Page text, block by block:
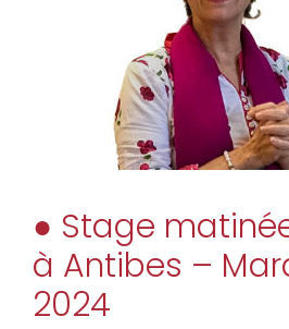
● Stage
à Antibes –
2024